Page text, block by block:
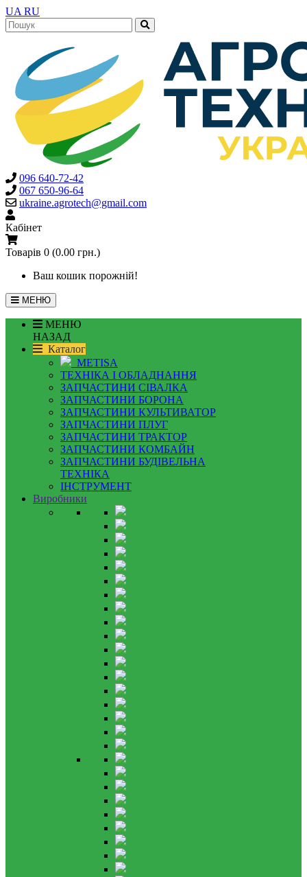
UA RU
096 640-72-42
067 650-96-64
ukraine.agrotech@gmail.com
Кабінет
Товарів 0 (0.00 грн.)
Ваш кошик порожній!
МЕНЮ
МЕНЮ
НАЗАД
Каталог
METISA
ТЕХНІКА І ОБЛАДНАННЯ
ЗАПЧАСТИНИ СІВАЛКА
ЗАПЧАСТИНИ БОРОНА
ЗАПЧАСТИНИ КУЛЬТИВАТОР
ЗАПЧАСТИНИ ПЛУГ
ЗАПЧАСТИНИ ТРАКТОР
ЗАПЧАСТИНИ КОМБАЙН
ЗАПЧАСТИНИ БУДІВЕЛЬНА
ТЕХНІКА
ІНСТРУМЕНТ
Виробники